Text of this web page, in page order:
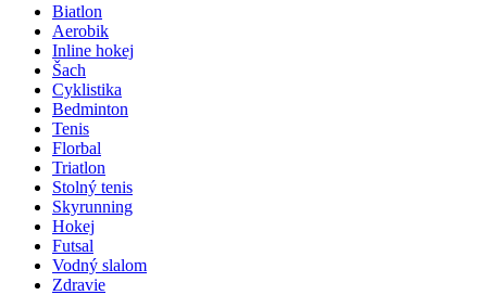
Biatlon
Aerobik
Inline hokej
Šach
Cyklistika
Bedminton
Tenis
Florbal
Triatlon
Stolný tenis
Skyrunning
Hokej
Futsal
Vodný slalom
Zdravie